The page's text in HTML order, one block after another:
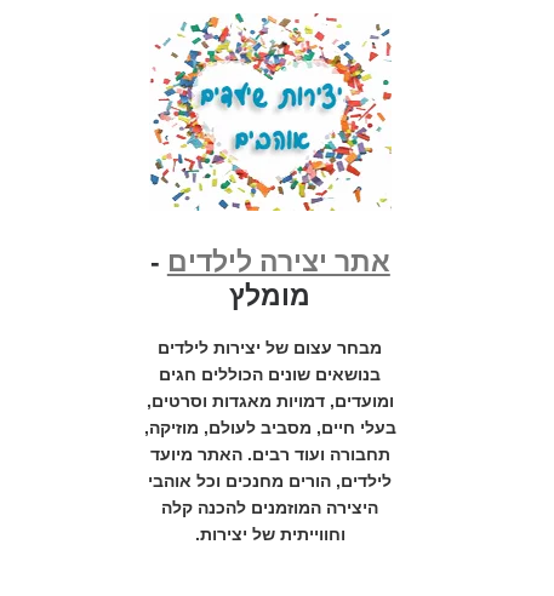
אתר יצירה לילדים -
מומלץ
מבחר עצום של יצירות לילדים
בנושאים שונים הכוללים חגים
ומועדים, דמויות מאגדות וסרטים,
בעלי חיים, מסביב לעולם, מוזיקה,
תחבורה ועוד רבים. האתר מיועד
לילדים, הורים מחנכים וכל אוהבי
היצירה המוזמנים להכנה קלה
וחווייתית של יצירות.